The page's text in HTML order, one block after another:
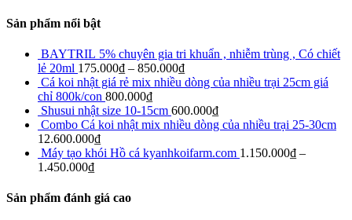
Sản phẩm nổi bật
BAYTRIL 5% chuyên gia tri khuẩn , nhiễm trùng , Có chiết
lẻ 20ml 175.000₫ – 850.000₫
Cá koi nhật giá rẻ mix nhiều dòng của nhiều trại 25cm giá
chỉ 800k/con 800.000₫
Shusui nhật size 10-15cm 600.000₫
Combo Cá koi nhật mix nhiều dòng của nhiều trại 25-30cm
12.600.000₫
Máy tạo khói Hồ cá kyanhkoifarm.com 1.150.000₫ –
1.450.000₫
Sản phẩm đánh giá cao